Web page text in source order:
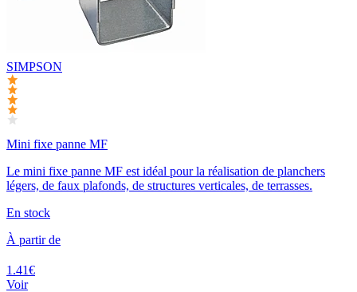
SIMPSON
Mini fixe panne MF
Le mini fixe panne MF est idéal pour la réalisation de planchers
légers, de faux plafonds, de structures verticales, de terrasses.
En stock
À partir de
1.41€
Voir